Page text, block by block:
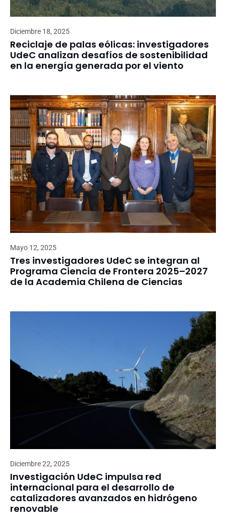
Diciembre 18, 2025
Reciclaje de palas eólicas: investigadores
UdeC analizan desafíos de sostenibilidad
en la energía generada por el viento
Mayo 12, 2025
Tres investigadores UdeC se integran al
Programa Ciencia de Frontera 2025–2027
de la Academia Chilena de Ciencias
Diciembre 22, 2025
Investigación UdeC impulsa red
internacional para el desarrollo de
catalizadores avanzados en hidrógeno
renovable